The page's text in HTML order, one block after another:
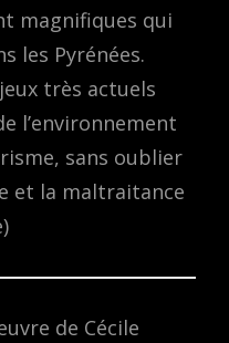
magnifiques qui
les Pyrénées.
très actuels
l’environnement
sans oublier
et la maltraitance
de Cécile